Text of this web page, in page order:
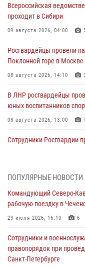
Всероссийская
проходит в Сибири
09 августа 2026, 04:00
Росгвардейцы провели
Поклонной горе в
08 августа 2026, 14:10
В ЛНР росгвардейцы
юных воспитанников
08 августа 2026, 13:00 1
Сотрудники Росгвардии
в честь юбилея
08 августа 2026, 09:03
медицины с учетом
08 августа 2026, 09:00 2
ПОПУЛЯРНЫЕ НОВОСТИ
Командующий Северо-
рабочую поездку в
23 июля 2026, 16:10 6
Сотрудники и
правопорядок при
Санкт-Петербурге